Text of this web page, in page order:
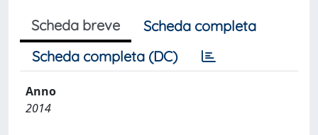
Scheda breve
Scheda completa
Scheda completa (DC)
Anno
2014